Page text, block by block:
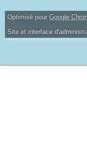
Optimisé pour Google
Site et interface